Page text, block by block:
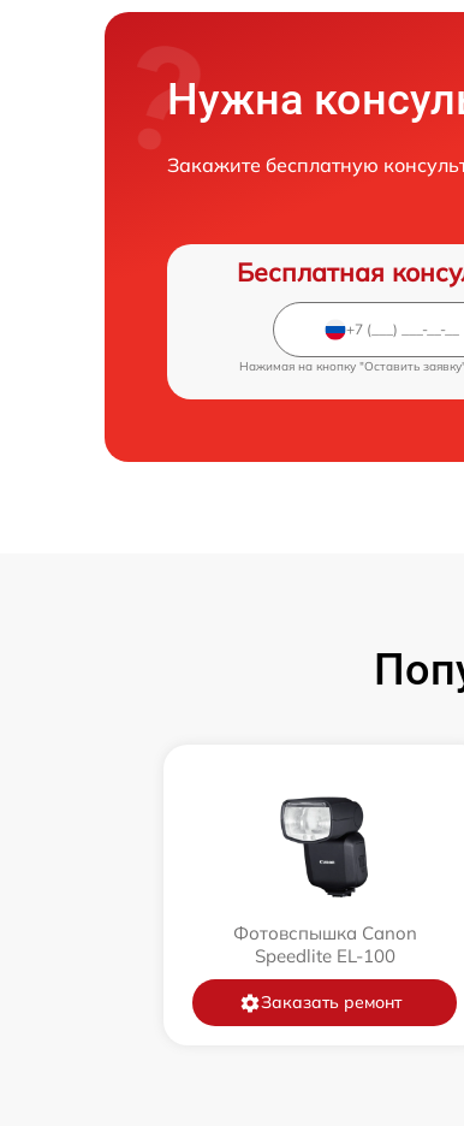
Нужна
Закажите бесплатную
Бесплатная
Нажимая на кнопку "Оставить
Фотовспышка Canon
Speedlite EL-100
Заказать ремонт